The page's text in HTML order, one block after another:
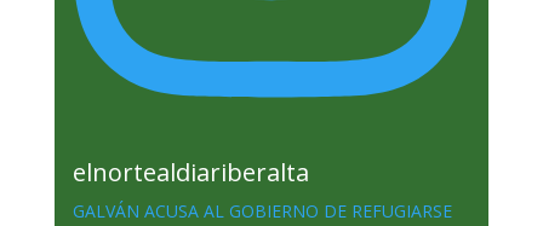
elnortealdiariberalta
GALVÁN ACUSA AL GOBIERNO DE REFUGIARSE